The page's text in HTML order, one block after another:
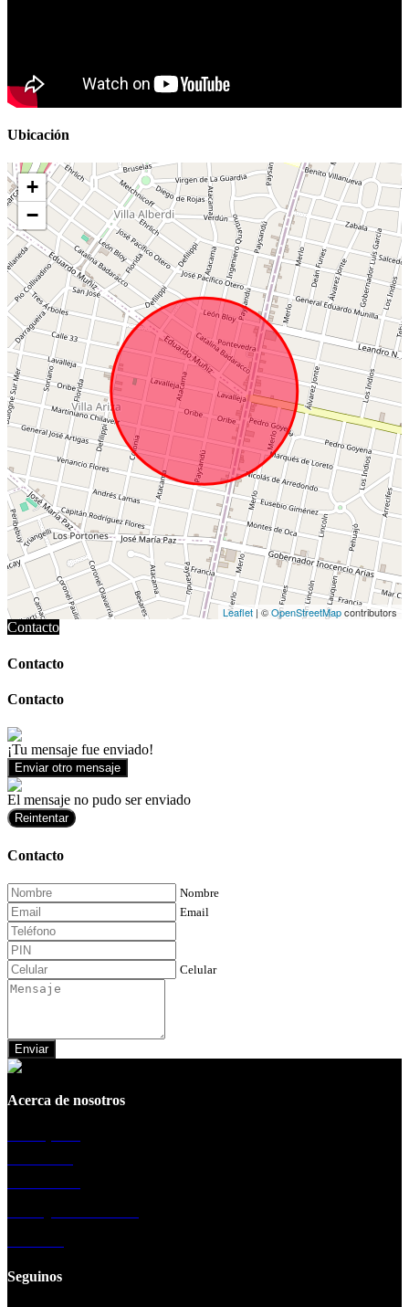
Ubicación
+
−
Leaflet | ©OpenStreetMapcontributors
Contacto
Contacto
Contacto
¡Tu mensaje fue enviado!
Enviar otro mensaje
El mensaje no pudo ser enviado
Reintentar
Contacto
Nombre
Email
Celular
Enviar
Acerca de nosotros
Seguinos